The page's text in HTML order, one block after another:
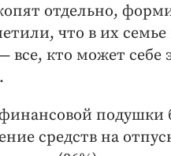
отдельно,
что в их
все, кто может себе
подушки
средств на